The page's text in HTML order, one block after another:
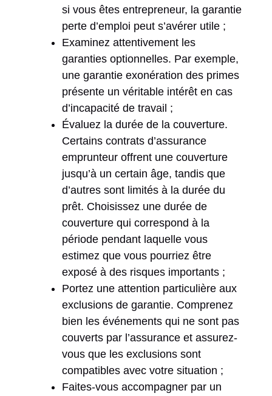
si vous êtes entrepreneur, la garantie
perte d’emploi peut s’avérer utile ;
Examinez attentivement les
garanties optionnelles. Par exemple,
une garantie exonération des primes
présente un véritable intérêt en cas
d’incapacité de travail ;
Évaluez la durée de la couverture.
Certains contrats d’assurance
emprunteur offrent une couverture
jusqu’à un certain âge, tandis que
d’autres sont limités à la durée du
prêt. Choisissez une durée de
couverture qui correspond à la
période pendant laquelle vous
estimez que vous pourriez être
exposé à des risques importants ;
Portez une attention particulière aux
exclusions de garantie. Comprenez
bien les événements qui ne sont pas
couverts par l’assurance et assurez-
vous que les exclusions sont
compatibles avec votre situation ;
Faites-vous accompagner par un